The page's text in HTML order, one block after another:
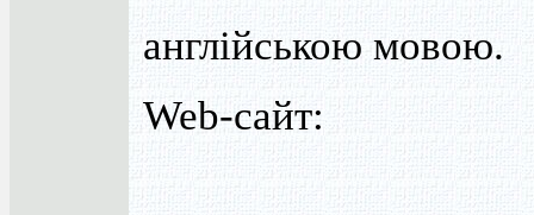
англійською мовою.
Web-сайт: